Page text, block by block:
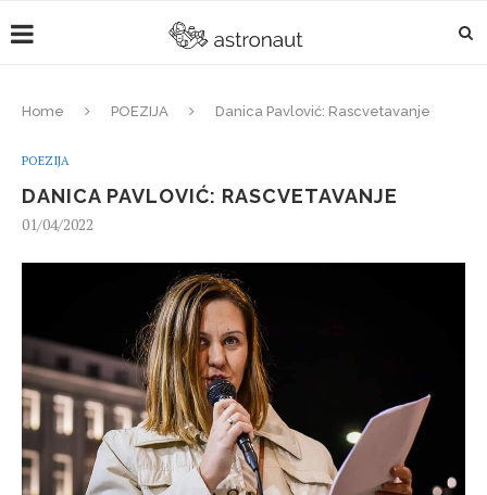
Home POEZIJA Danica Pavlović: Rascvetavanje
POEZIJA
DANICA PAVLOVIĆ: RASCVETAVANJE
01/04/2022